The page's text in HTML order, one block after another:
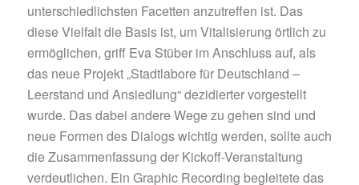
unterschiedlichsten Facetten anzutreffen ist. Das
diese Vielfalt die Basis ist, um Vitalisierung örtlich zu
ermöglichen, griff Eva Stüber im Anschluss auf, als
das neue Projekt „Stadtlabore für Deutschland –
Leerstand und Ansiedlung“ dezidierter vorgestellt
wurde. Das dabei andere Wege zu gehen sind und
neue Formen des Dialogs wichtig werden, sollte auch
die Zusammenfassung der Kickoff-Veranstaltung
verdeutlichen. Ein Graphic Recording begleitete das